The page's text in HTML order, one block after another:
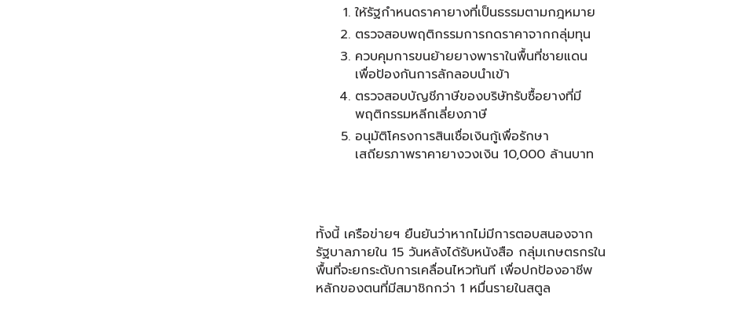
ให้รัฐกำหนดราคายางที่เป็นธรรมตามกฎหมาย
ตรวจสอบพฤติกรรมการกดราคาจากกลุ่มทุน
ควบคุมการขนย้ายยางพาราในพื้นที่ชายแดน
เพื่อป้องกันการลักลอบนำเข้า
ตรวจสอบบัญชีภาษีของบริษัทรับซื้อยางที่มี
พฤติกรรมหลีกเลี่ยงภาษี
อนุมัติโครงการสินเชื่อเงินกู้เพื่อรักษา
เสถียรภาพราคายางวงเงิน 10,000 ล้านบาท
ทั้งนี้ เครือข่ายฯ ยืนยันว่าหากไม่มีการตอบสนองจาก
รัฐบาลภายใน 15 วันหลังได้รับหนังสือ กลุ่มเกษตรกรใน
พื้นที่จะยกระดับการเคลื่อนไหวทันที เพื่อปกป้องอาชีพ
หลักของตนที่มีสมาชิกกว่า 1 หมื่นรายในสตูล